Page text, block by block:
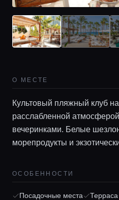
О МЕСТЕ
Культовый пляжный клуб
расслабленной
вечеринками. Белые
морепродукты и
ОСОБЕННОСТИ
Посадочные места Терраса